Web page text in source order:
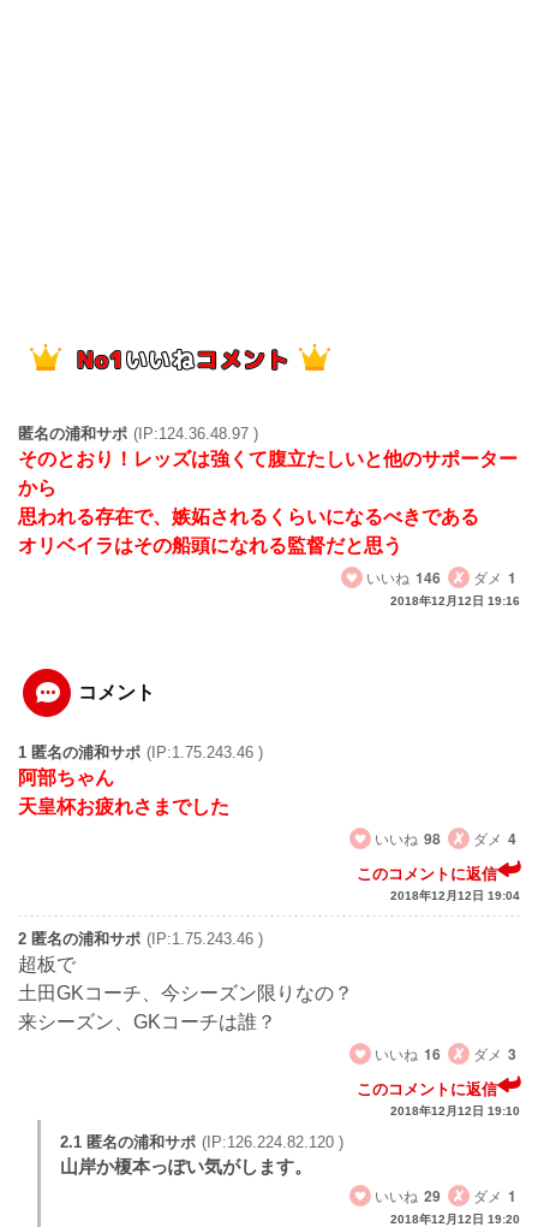
匿名の浦和サポ (IP:124.36.48.97 )
そのとおり！レッズは強くて腹立たしいと他のサポーター
から
思われる存在で、嫉妬されるくらいになるべきである
オリベイラはその船頭になれる監督だと思う
いいね 146 ダメ 1
2018年12月12日 19:16
コメント
1 匿名の浦和サポ (IP:1.75.243.46 )
阿部ちゃん
天皇杯お疲れさまでした
いいね 98 ダメ 4
このコメントに返信
2018年12月12日 19:04
2 匿名の浦和サポ (IP:1.75.243.46 )
超板で
土田GKコーチ、今シーズン限りなの？
来シーズン、GKコーチは誰？
いいね 16 ダメ 3
このコメントに返信
2018年12月12日 19:10
2.1 匿名の浦和サポ (IP:126.224.82.120 )
山岸か榎本っぽい気がします。
いいね 29 ダメ 1
2018年12月12日 19:20